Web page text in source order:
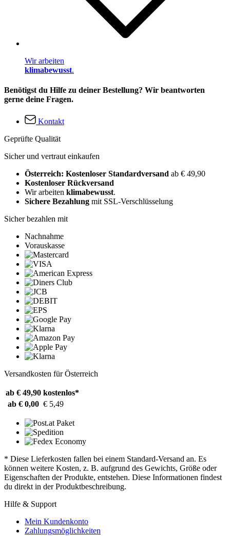
Wir arbeiten
klimabewusst.
Benötigst du Hilfe zu deiner Bestellung? Wir beantworten
gerne deine Fragen.
Kontakt
Geprüfte Qualität
Sicher und vertraut einkaufen
Österreich: Kostenloser Standardversand ab € 49,90
Kostenloser Rückversand
Wir arbeiten klimabewusst.
Sichere Bezahlung mit SSL-Verschlüsselung
Sicher bezahlen mit
Nachnahme
Vorauskasse
Versandkosten für Österreich
ab € 49,90 kostenlos*
ab € 0,00 € 5,49
* Diese Lieferkosten fallen bei einem Standard-Versand an. Es
können weitere Kosten, z. B. aufgrund des Gewichts, Größe oder
Eigenschaften der Produkte, entstehen. Diese Informationen findest
du direkt in der Produktbeschreibung.
Hilfe & Support
Mein Kundenkonto
Zahlungsmöglichkeiten